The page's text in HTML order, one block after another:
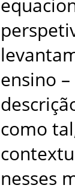
ensino
como
nesses